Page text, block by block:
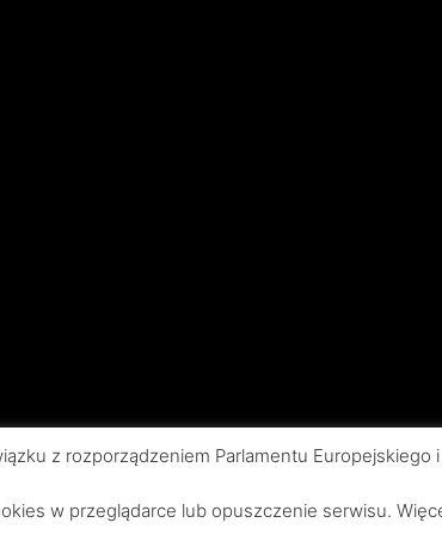
stomatologiczna
Rehabilitacja
z rozporządzeniem Parlamentu Europejskiego i
w przeglądarce lub opuszczenie serwisu.